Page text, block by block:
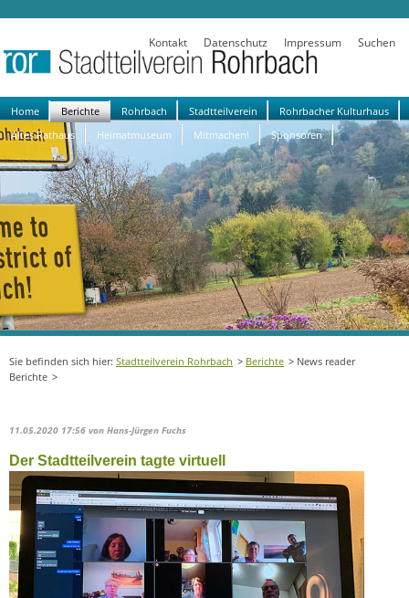
Kontakt Datenschutz Impressum Suchen
Navigation
überspringen
Home Berichte Rohrbach Stadtteilverein
Rohrbacher Kulturhaus
Altes Rathaus
Heimatmuseum Mitmachen! Sponsoren
Stadtteilverein Rohrbach Berichte
News reader
Berichte
11.05.2020 17:56 von Hans-Jürgen Fuchs
Der Stadtteilverein tagte virtuell